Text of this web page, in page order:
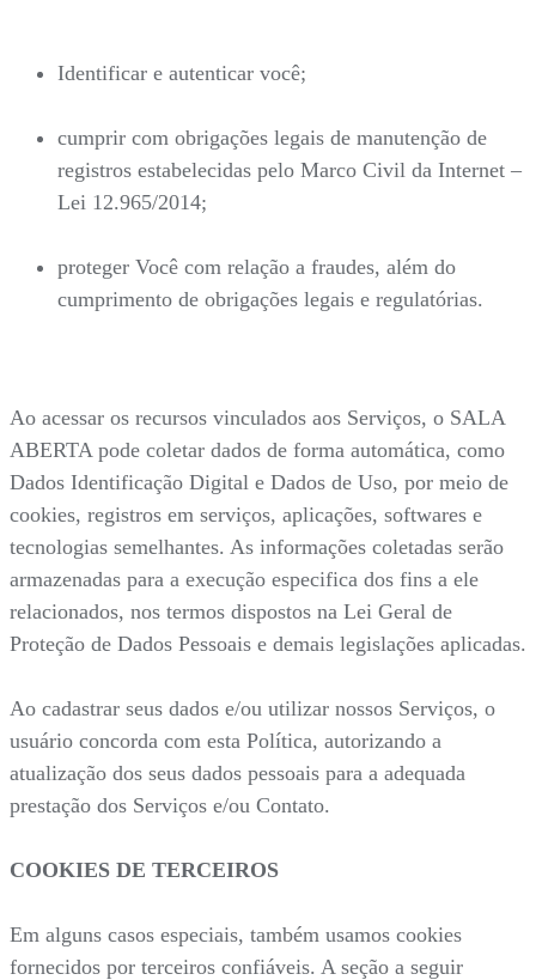
Identificar e autenticar você;
cumprir com obrigações legais de manutenção de
registros estabelecidas pelo Marco Civil da Internet –
Lei 12.965/2014;
proteger Você com relação a fraudes, além do
cumprimento de obrigações legais e regulatórias.
Ao acessar os recursos vinculados aos Serviços, o SALA
ABERTA pode coletar dados de forma automática, como
Dados Identificação Digital e Dados de Uso, por meio de
cookies, registros em serviços, aplicações, softwares e
tecnologias semelhantes. As informações coletadas serão
armazenadas para a execução especifica dos fins a ele
relacionados, nos termos dispostos na Lei Geral de
Proteção de Dados Pessoais e demais legislações aplicadas.
Ao cadastrar seus dados e/ou utilizar nossos Serviços, o
usuário concorda com esta Política, autorizando a
atualização dos seus dados pessoais para a adequada
prestação dos Serviços e/ou Contato.
COOKIES DE TERCEIROS
Em alguns casos especiais, também usamos cookies
fornecidos por terceiros confiáveis. A seção a seguir